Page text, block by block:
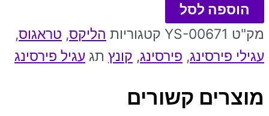
הוספה לסל
מק"ט YS-00671 קטגוריות הליקס, טראגוס,
עגילי פירסינג, פירסינג, קונץ תג עגיל פירסינג
מוצרים קשורים